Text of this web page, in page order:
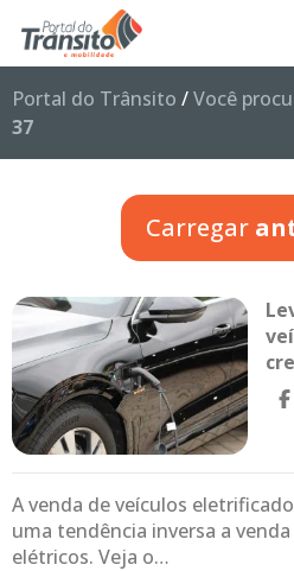
Portal do Trânsito /Você
37
Carregar
A venda de veículos
uma tendência inversa a
elétricos. Veja o…